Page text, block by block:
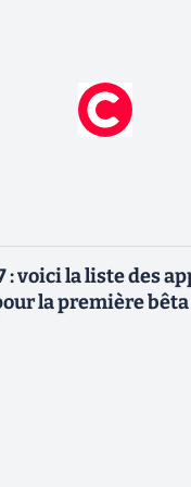
: voici la liste des
la première bêta